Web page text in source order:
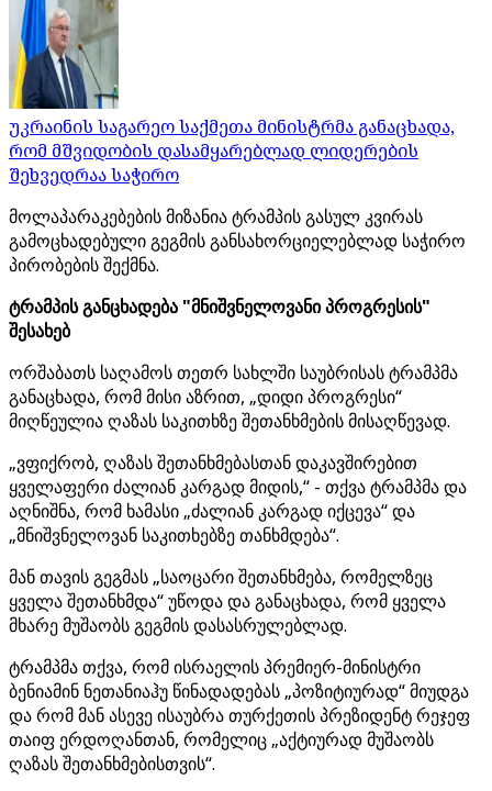
უკრაინის საგარეო საქმეთა მინისტრმა განაცხადა,
რომ მშვიდობის დასამყარებლად ლიდერების
შეხვედრაა საჭირო
მოლაპარაკებების მიზანია ტრამპის გასულ კვირას
გამოცხადებული გეგმის განსახორციელებლად საჭირო
პირობების შექმნა.
ტრამპის განცხადება "მნიშვნელოვანი პროგრესის"
შესახებ
ორშაბათს საღამოს თეთრ სახლში საუბრისას ტრამპმა
განაცხადა, რომ მისი აზრით, „დიდი პროგრესი“
მიღწეულია ღაზას საკითხზე შეთანხმების მისაღწევად.
„ვფიქრობ, ღაზას შეთანხმებასთან დაკავშირებით
ყველაფერი ძალიან კარგად მიდის,“ - თქვა ტრამპმა და
აღნიშნა, რომ ხამასი „ძალიან კარგად იქცევა“ და
„მნიშვნელოვან საკითხებზე თანხმდება“.
მან თავის გეგმას „საოცარი შეთანხმება, რომელზეც
ყველა შეთანხმდა“ უწოდა და განაცხადა, რომ ყველა
მხარე მუშაობს გეგმის დასასრულებლად.
ტრამპმა თქვა, რომ ისრაელის პრემიერ-მინისტრი
ბენიამინ ნეთანიაჰუ წინადადებას „პოზიტიურად“ მიუდგა
და რომ მან ასევე ისაუბრა თურქეთის პრეზიდენტ რეჯეფ
თაიფ ერდოღანთან, რომელიც „აქტიურად მუშაობს
ღაზას შეთანხმებისთვის“.